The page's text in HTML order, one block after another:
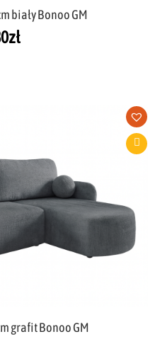
biały Bonoo GM
zł
grafit Bonoo GM